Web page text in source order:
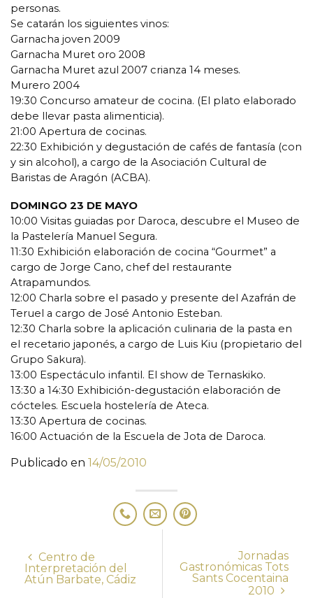
personas.
Se catarán los siguientes vinos:
Garnacha joven 2009
Garnacha Muret oro 2008
Garnacha Muret azul 2007 crianza 14 meses.
Murero 2004
19:30 Concurso amateur de cocina. (El plato elaborado
debe llevar pasta alimenticia).
21:00 Apertura de cocinas.
22:30 Exhibición y degustación de cafés de fantasía (con
y sin alcohol), a cargo de la Asociación Cultural de
Baristas de Aragón (ACBA).
DOMINGO 23 DE MAYO
10:00 Visitas guiadas por Daroca, descubre el Museo de
la Pastelería Manuel Segura.
11:30 Exhibición elaboración de cocina “Gourmet” a
cargo de Jorge Cano, chef del restaurante
Atrapamundos.
12:00 Charla sobre el pasado y presente del Azafrán de
Teruel a cargo de José Antonio Esteban.
12:30 Charla sobre la aplicación culinaria de la pasta en
el recetario japonés, a cargo de Luis Kiu (propietario del
Grupo Sakura).
13:00 Espectáculo infantil. El show de Ternaskiko.
13:30 a 14:30 Exhibición-degustación elaboración de
cócteles. Escuela hostelería de Ateca.
13:30 Apertura de cocinas.
16:00 Actuación de la Escuela de Jota de Daroca.
Publicado en 14/05/2010
Centro de
Interpretación del
Atún Barbate, Cádiz
Jornadas
Gastronómicas Tots
Sants Cocentaina
2010